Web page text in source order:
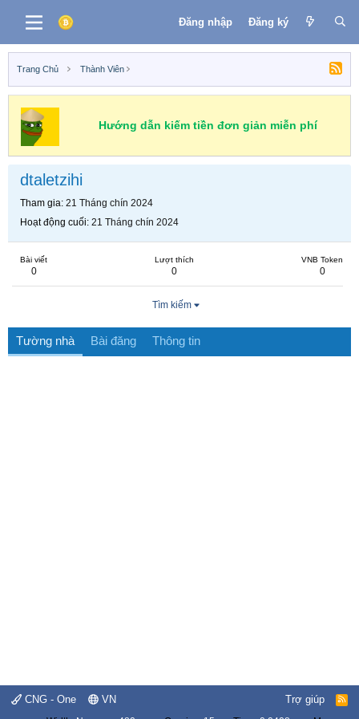
Đăng nhập Đăng ký
Trang Chủ Thành Viên
Hướng dẫn kiếm tiền đơn giản miễn phí
dtaletzihi
Tham gia 21 Tháng chín 2024
Hoạt động cuối 21 Tháng chín 2024
Bài viết
0
Lượt thích
0
VNB Token
0
Tìm kiếm
Tường nhà Bài đăng Thông tin
CNG - One VN Trợ giúp
R